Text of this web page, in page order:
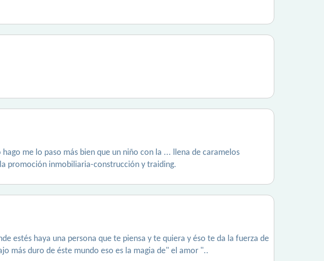
me lo paso más bien que un niño con la ... llena de caramelos
promoción inmobiliaria-construcción y traiding.
estés haya una persona que te piensa y te quiera y éso te da la fuerza de
más duro de éste mundo eso es la magia de" el amor "..